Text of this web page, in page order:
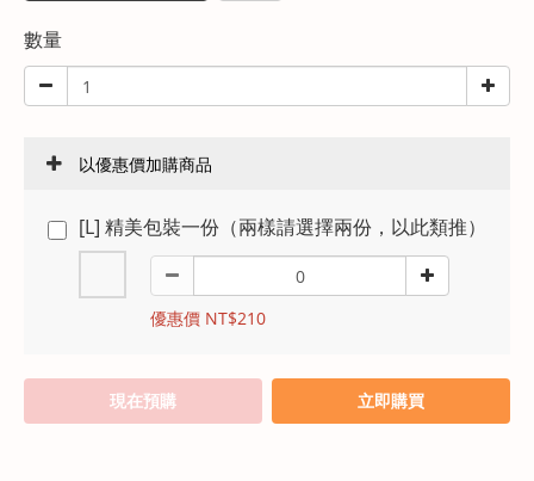
數量
以優惠價加購商品
[L] 精美包裝一份（兩樣請選擇兩份，以此類推）
優惠價 NT$210
現在預購 立即購買